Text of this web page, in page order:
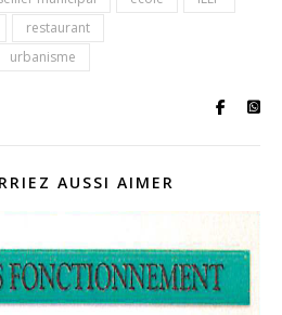
restaurant
urbanisme
AUSSI AIMER